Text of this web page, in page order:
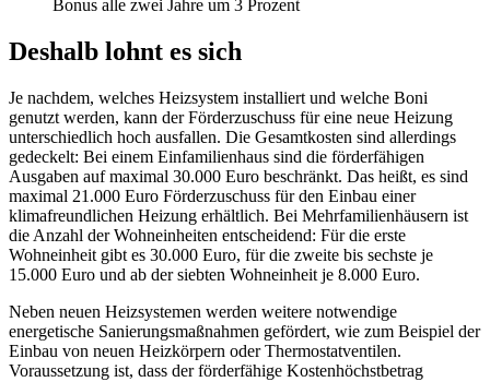
Bonus alle zwei Jahre um 3 Prozent
Deshalb lohnt es sich
Je nachdem, welches Heizsystem installiert und welche Boni
genutzt werden, kann der Förderzuschuss für eine neue Heizung
unterschiedlich hoch ausfallen. Die Gesamtkosten sind allerdings
gedeckelt: Bei einem Einfamilienhaus sind die förderfähigen
Ausgaben auf maximal 30.000 Euro beschränkt. Das heißt, es sind
maximal 21.000 Euro Förderzuschuss für den Einbau einer
klimafreundlichen Heizung erhältlich. Bei Mehrfamilienhäusern ist
die Anzahl der Wohneinheiten entscheidend: Für die erste
Wohneinheit gibt es 30.000 Euro, für die zweite bis sechste je
15.000 Euro und ab der siebten Wohneinheit je 8.000 Euro.
Neben neuen Heizsystemen werden weitere notwendige
energetische Sanierungsmaßnahmen gefördert, wie zum Beispiel der
Einbau von neuen Heizkörpern oder Thermostatventilen.
Voraussetzung ist, dass der förderfähige Kostenhöchstbetrag